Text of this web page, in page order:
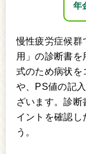
年
慢性疲労症候群
用」の診断書
式のため病状を
や、PS値の記
ざいます。診
イントを確認し
う。